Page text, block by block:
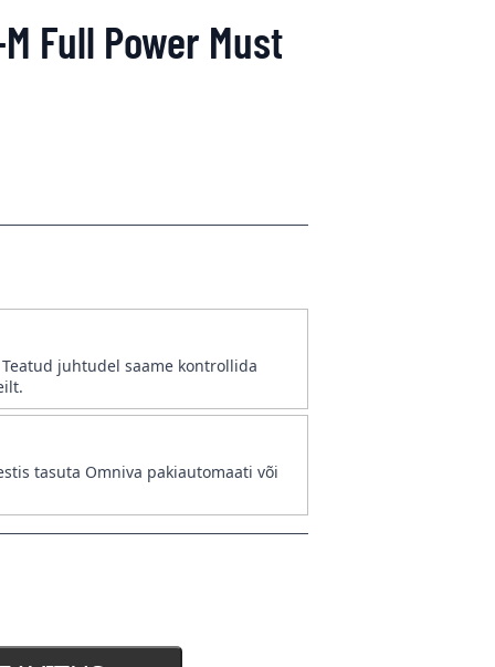
Full Power Must
juhtudel saame kontrollida
tasuta Omniva pakiautomaati või